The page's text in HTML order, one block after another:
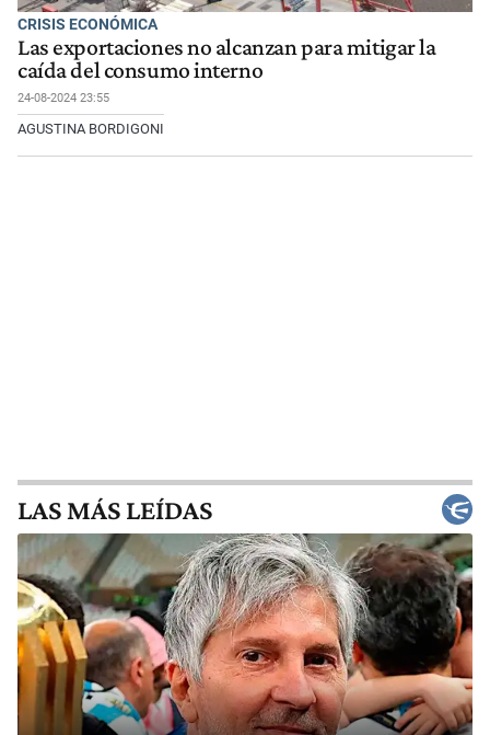
CRISIS ECONÓMICA
Las exportaciones no alcanzan para mitigar la
caída del consumo interno
24-08-2024 23:55
AGUSTINA BORDIGONI
LAS MÁS LEÍDAS